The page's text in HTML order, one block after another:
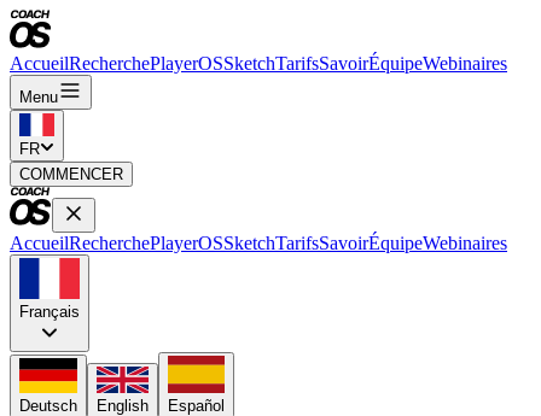
AccueilRecherchePlayerOSSketchTarifsSavoirÉquipeWebinaires
Menu
FR
COMMENCER
AccueilRecherchePlayerOSSketchTarifsSavoirÉquipeWebinaires
Français
Deutsch English
Español